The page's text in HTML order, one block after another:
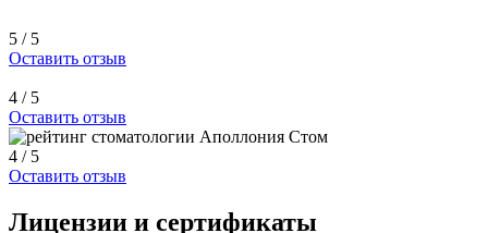
5 / 5
Оставить отзыв
4 / 5
Оставить отзыв
4 / 5
Оставить отзыв
Лицензии и сертификаты